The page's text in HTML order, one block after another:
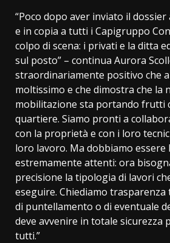
“Poco dopo aver inviato il
e in copia a tutti i Capigruppo
colpo di scena: i privati e la ditta
sul posto” – continua Aurora
straordinariamente positivo che
moltissimo e che dimostra che la
mobilitazione sta portando frutti
quartiere. Siamo pronti a
con la proprietà e con i loro
loro lavoro. Ma dobbiamo essere
estremamente attenti: ora
precisione la tipologia di lavori
eseguire. Chiediamo
di puntellamento o di eventuale
deve avvenire in totale sicurezza
tutti.”